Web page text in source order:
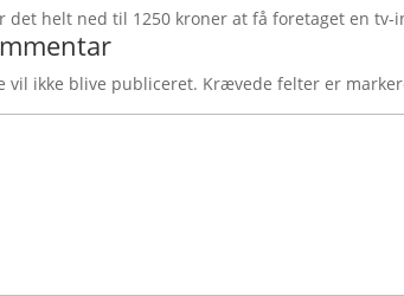
det helt ned til 1250 kroner at få foretaget en tv-
vil ikke blive publiceret. Krævede felter er